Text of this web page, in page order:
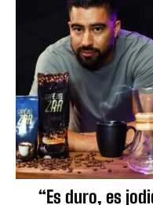
“Es duro, es